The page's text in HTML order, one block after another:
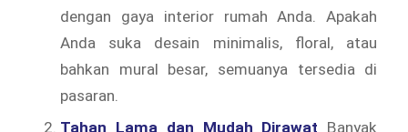
dengan gaya interior rumah Anda. Apakah
Anda suka desain minimalis, floral, atau
bahkan mural besar, semuanya tersedia di
pasaran.
Tahan Lama dan Mudah Dirawat Banyak